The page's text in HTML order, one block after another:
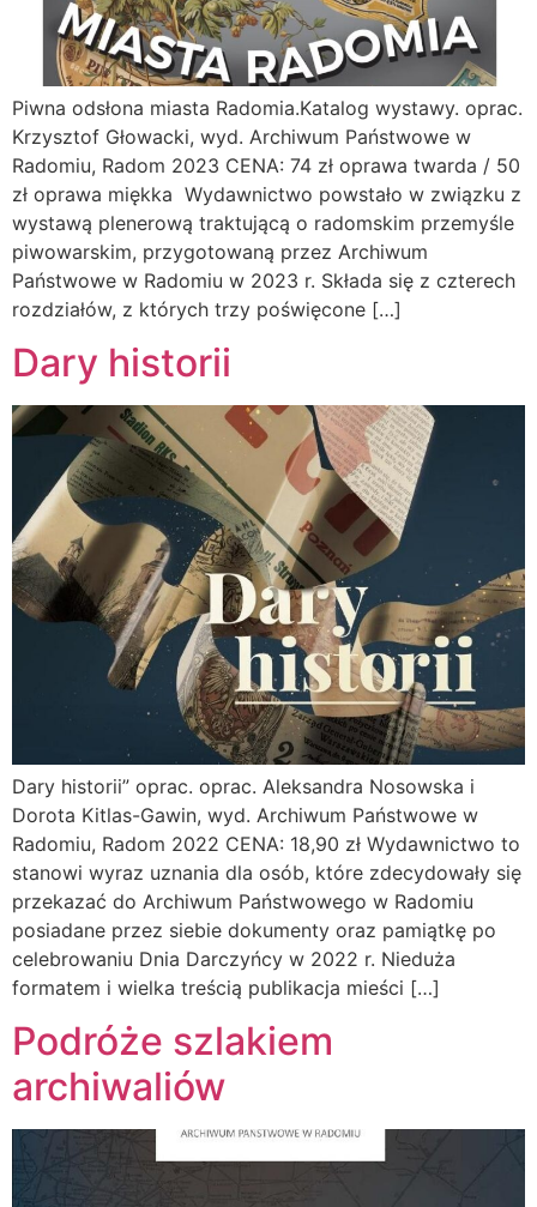
Piwna odsłona miasta Radomia.Katalog wystawy. oprac.
Krzysztof Głowacki, wyd. Archiwum Państwowe w
Radomiu, Radom 2023 CENA: 74 zł oprawa twarda / 50
zł oprawa miękka Wydawnictwo powstało w związku z
wystawą plenerową traktującą o radomskim przemyśle
piwowarskim, przygotowaną przez Archiwum
Państwowe w Radomiu w 2023 r. Składa się z czterech
rozdziałów, z których trzy poświęcone […]
Dary historii
Dary historii” oprac. oprac. Aleksandra Nosowska i
Dorota Kitlas-Gawin, wyd. Archiwum Państwowe w
Radomiu, Radom 2022 CENA: 18,90 zł Wydawnictwo to
stanowi wyraz uznania dla osób, które zdecydowały się
przekazać do Archiwum Państwowego w Radomiu
posiadane przez siebie dokumenty oraz pamiątkę po
celebrowaniu Dnia Darczyńcy w 2022 r. Nieduża
formatem i wielka treścią publikacja mieści […]
Podróże szlakiem
archiwaliów